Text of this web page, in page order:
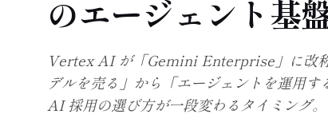
のエージェント基
Vertex AI が「Gemini Enterprise」に改
デルを売る」から「エージェントを運用
AI 採用の選び方が一段変わるタイミング。